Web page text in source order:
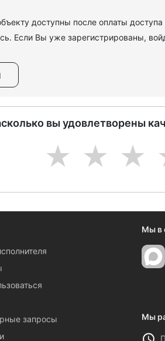
доступны после оплаты доступа
Если Вы уже зарегистрированы,
вы удовлетворены
3
2
1
запросы
Мы в
Мы